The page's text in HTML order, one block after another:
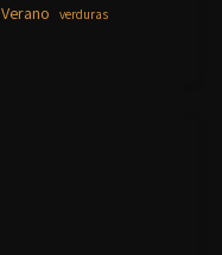
Verano verduras